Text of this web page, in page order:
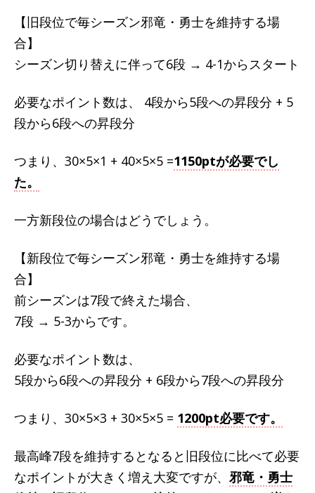
【旧段位で毎シーズン邪竜・勇士を維持する場
合】
シーズン切り替えに伴って6段 → 4-1からスタート
必要なポイント数は、 4段から5段への昇段分 + 5
段から6段への昇段分
つまり、30×5×1 + 40×5×5 =1150ptが必要でし
た。
一方新段位の場合はどうでしょう。
【新段位で毎シーズン邪竜・勇士を維持する場
合】
前シーズンは7段で終えた場合、
7段 → 5-3からです。
必要なポイント数は、
5段から6段への昇段分 + 6段から7段への昇段分
つまり、30×5×3 + 30×5×5 = 1200pt必要です。
最高峰7段を維持するとなると旧段位に比べて必要
なポイントが大きく増え大変ですが、 邪竜・勇士